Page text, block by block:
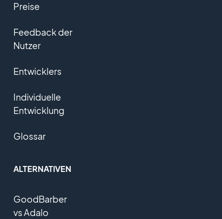
Preise
Feedback der
Nutzer
Entwicklers
Individuelle
Entwicklung
Glossar
ALTERNATIVEN
GoodBarber
vs Adalo